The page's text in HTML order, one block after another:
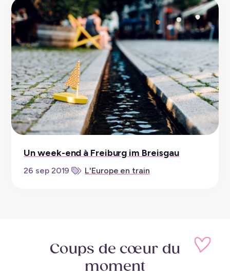
Un week-end à Freiburg im Breisgau
26 sep 2019 L'Europe en train
Coups de cœur du
moment